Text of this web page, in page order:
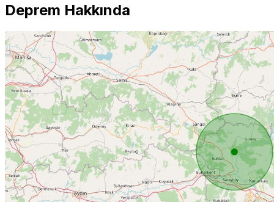
Deprem Hakkında